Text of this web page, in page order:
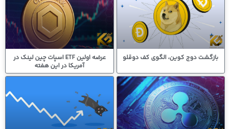
بازگشت دوج کوین، الگوی کف دوقلو
عرضه اولین ETF اسپات چین لینک در
آمریکا در این هفته